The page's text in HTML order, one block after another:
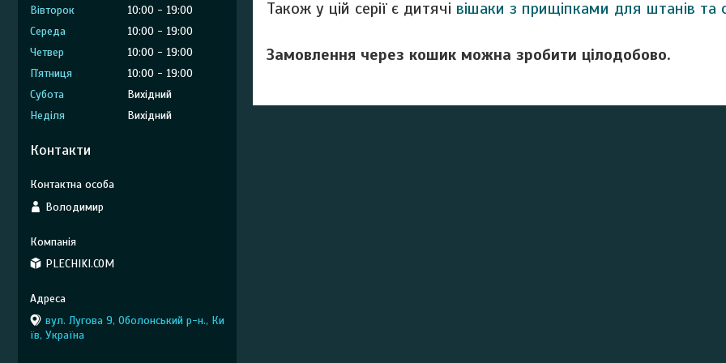
Також у цій серії є дитячі вішаки з прищіпками для штанів та
Замовлення через кошик можна зробити цілодобово.
Вівторок
10:00
19:00
Середа
10:00
19:00
Четвер
10:00
19:00
Пʼятниця
10:00
19:00
Субота
Вихідний
Неділя
Вихідний
Контакти
Володимир
PLECHIKI.COM
вул. Лугова 9, Оболонський р-н., Ки
їв, Україна